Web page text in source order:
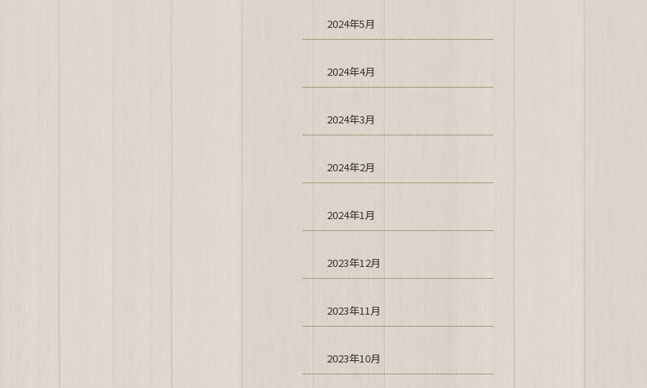
2024年5月
2024年4月
2024年3月
2024年2月
2024年1月
2023年12月
2023年11月
2023年10月